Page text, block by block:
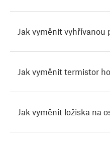
Jak vyměnit
Jak vyměnit termistor
Jak vyměnit ložiska na